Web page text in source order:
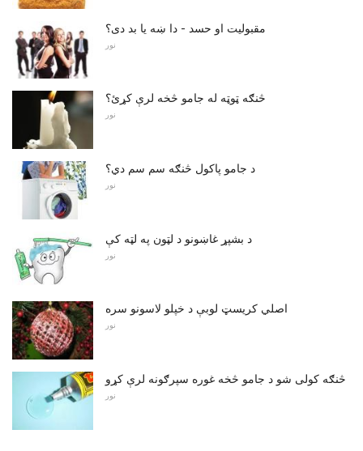
مقبولیت او حسد - دا ښه یا بد دی؟
نور
څنګه ټوټه له جامو څخه لرې کړئ؟
نور
د جامو پاکول څنګه سم سم دي؟
نور
د بشپړ غاښونو د لټون په لټه کې
نور
اصلي کریسټ لوبې د خپلو لاسونو سره
نور
څنګه کولی شو د جامو څخه غوره سپرګونه لرې کړو
نور